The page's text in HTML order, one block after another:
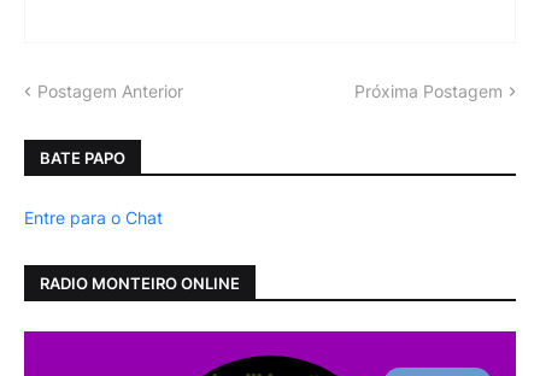
Postagem Anterior Próxima Postagem
BATE PAPO
Entre para o Chat
RADIO MONTEIRO ONLINE